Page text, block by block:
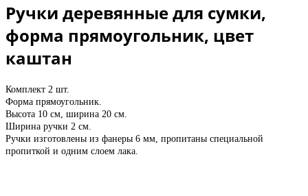
Ручки деревянные для сумки,
форма прямоугольник, цвет
каштан
Комплект 2 шт.
Форма прямоугольник.
Высота 10 см, ширина 20 см.
Ширина ручки 2 см.
Ручки изготовлены из фанеры 6 мм, пропитаны специальной
пропиткой и одним слоем лака.